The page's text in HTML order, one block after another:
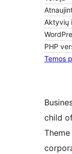
Aktyvių
PHP
Temos
child